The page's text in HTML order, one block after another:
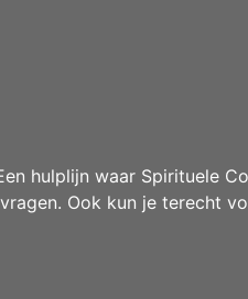
hulplijn waar Spirituele
Ook kun je terecht